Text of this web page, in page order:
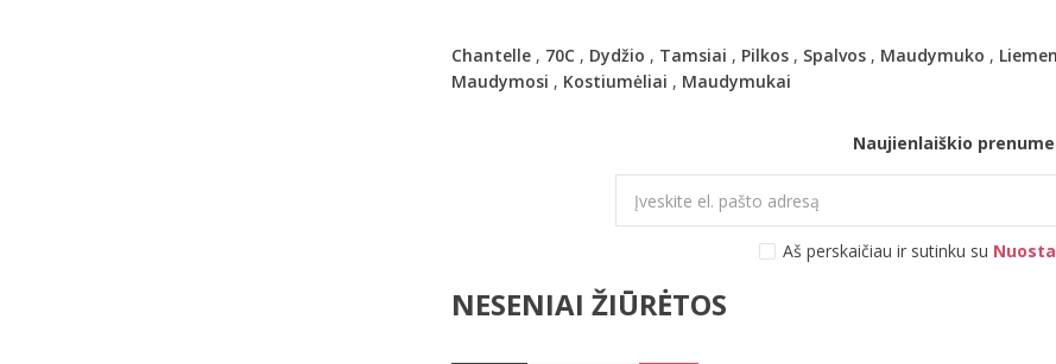
Chantelle, 70C, Dydžio , Tamsiai , Pilkos, Spalvos, Maudymuko ,
Maudymosi , Kostiumėliai , Maudymukai
Naujienlaiškio
Aš perskaičiau ir sutinku su
NESENIAI ŽIŪRĖTOS